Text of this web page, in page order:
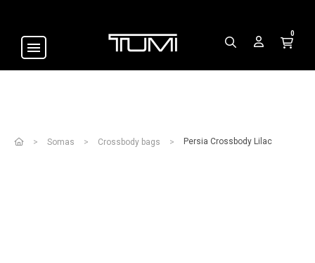
0
Somas Crossbody bags Persia Crossbody Lilac